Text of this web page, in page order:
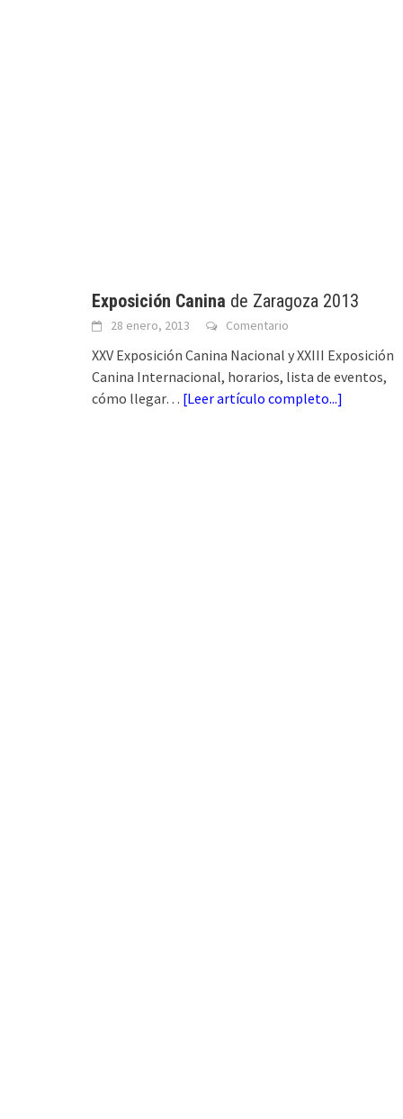
Exposición Canina de Zaragoza 2013
28 enero, 2013 Comentario
XXV Exposición Canina Nacional y XXIII Exposición
Canina Internacional, horarios, lista de eventos,
cómo llegar… [Leer artículo completo...]